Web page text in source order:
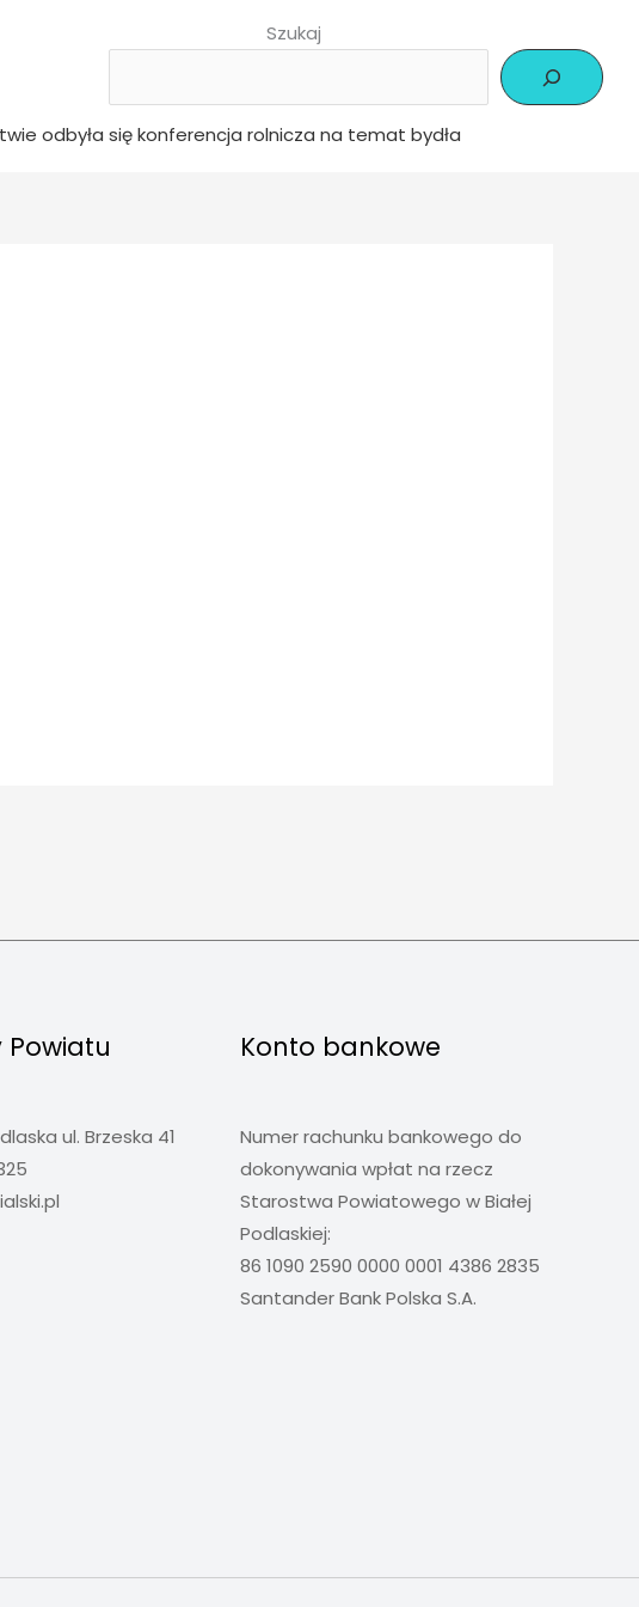
Szukaj
odbyła się konferencja rolnicza na temat bydła
Powiatu
ul. Brzeska 41
Konto bankowe
Numer rachunku bankowego do
dokonywania wpłat na rzecz
Starostwa Powiatowego w Białej
Podlaskiej:
86 1090 2590 0000 0001 4386 2835
Santander Bank Polska S.A.